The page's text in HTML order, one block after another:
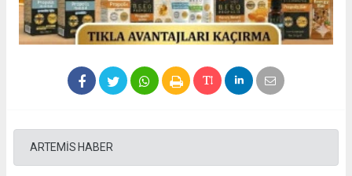
ARTEMİS HABER